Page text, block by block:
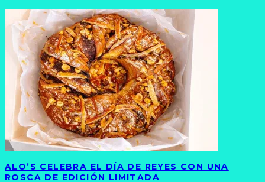
ALO’S CELEBRA EL DÍA DE REYES CON UNA
ROSCA DE EDICIÓN LIMITADA